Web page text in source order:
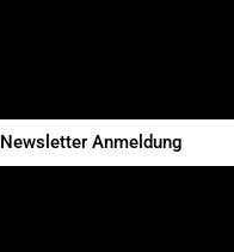
Newsletter Anmeldung